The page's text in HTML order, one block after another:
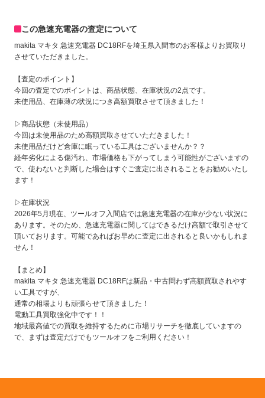
この急速充電器の査定について
makita マキタ 急速充電器 DC18RFを埼玉県入間市のお客様よりお買取り
させていただきました。
【査定のポイント】
今回の査定でのポイントは、商品状態、在庫状況の2点です。
未使用品、在庫薄の状況につき高額買取させて頂きました！
▷商品状態（未使用品）
今回は未使用品のため高額買取させていただきました！
未使用品だけど倉庫に眠っている工具はございませんか？？
経年劣化による傷汚れ、市場価格も下がってしまう可能性がございますの
で、使わないと判断した場合はすぐご査定に出されることをお勧めいたし
ます！
▷在庫状況
2026年5月現在、ツールオフ入間店では急速充電器の在庫が少ない状況に
あります。そのため、急速充電器に関してはできるだけ高額で取引させて
頂いております。可能であればお早めに査定に出されると良いかもしれま
せん！
【まとめ】
makita マキタ 急速充電器 DC18RFは新品・中古問わず高額買取されやす
い工具ですが、
通常の相場よりも頑張らせて頂きました！
電動工具買取強化中です！！
地域最高値での買取を維持するために市場リサーチを徹底していますの
で、まずは査定だけでもツールオフをご利用ください！